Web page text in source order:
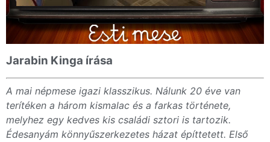
Jarabin Kinga írása
A mai népmese igazi klasszikus. Nálunk 20 éve van
terítéken a három kismalac és a farkas története,
melyhez egy kedves kis családi sztori is tartozik.
Édesanyám könnyűszerkezetes házat építtetett. Első